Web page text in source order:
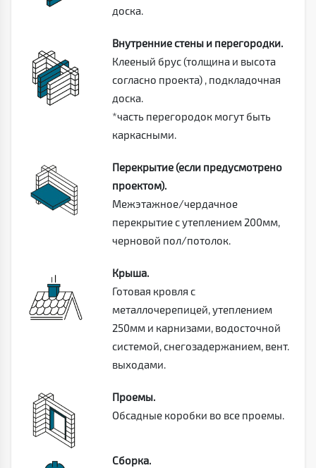
доска.
Внутренние стены и перегородки.
Клееный брус (толщина и высота
согласно проекта) , подкладочная
доска.
*часть перегородок могут быть
каркасными.
Перекрытие (если предусмотрено
проектом).
Межэтажное/чердачное
перекрытие с утеплением 200мм,
черновой пол/потолок.
Крыша.
Готовая кровля с
металлочерепицей, утеплением
250мм и карнизами, водосточной
системой, снегозадержанием, вент.
выходами.
Проемы.
Обсадные коробки во все проемы.
Сборка.